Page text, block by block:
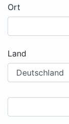
Ort
Land